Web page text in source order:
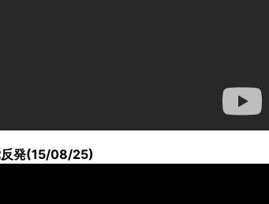
反発(15/08/25)